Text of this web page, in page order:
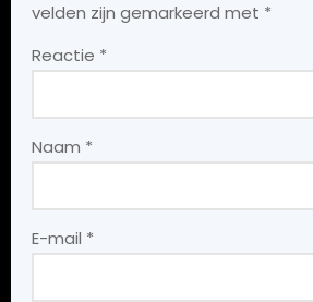
velden zijn gemarkeerd met *
Reactie *
Naam *
E-mail *